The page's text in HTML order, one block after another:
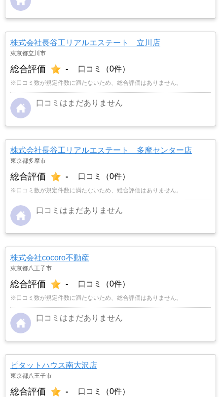
株式会社長谷工リアルエステート 立川店
東京都立川市
総合評価 - 口コミ（0件）
※口コミ数が規定件数に満たないため、総合評価はありません。
口コミはまだありません
株式会社長谷工リアルエステート 多摩センター店
東京都多摩市
総合評価 - 口コミ（0件）
※口コミ数が規定件数に満たないため、総合評価はありません。
口コミはまだありません
株式会社cocoro不動産
東京都八王子市
総合評価 - 口コミ（0件）
※口コミ数が規定件数に満たないため、総合評価はありません。
口コミはまだありません
ピタットハウス南大沢店
東京都八王子市
総合評価 - 口コミ（0件）